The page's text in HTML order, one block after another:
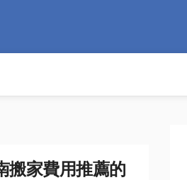
搬家費用推薦的